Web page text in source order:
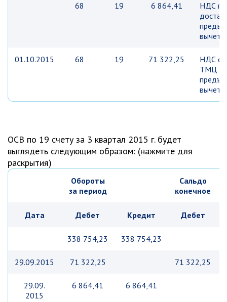
68 19 6 864,41
НДС по
вычету
01.10.2015 68 19 71 322,25
НДС с
ТМЦ
вычету
ОСВ по 19 счету за 3 квартал 2015 г. будет
выглядеть следующим образом: (нажмите для
раскрытия)
Обороты
за период
Сальдо
конечное
Дата Дебет Кредит Дебет
338 754,23 338 754,23
29.09.2015 71 322,25 71 322,25
29.09.
2015
6 864,41 6 864,41